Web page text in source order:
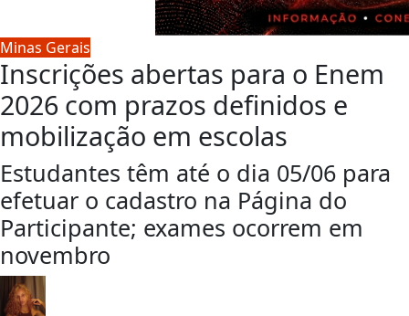
Minas Gerais
Inscrições abertas para o Enem
2026 com prazos definidos e
mobilização em escolas
Estudantes têm até o dia 05/06 para
efetuar o cadastro na Página do
Participante; exames ocorrem em
novembro